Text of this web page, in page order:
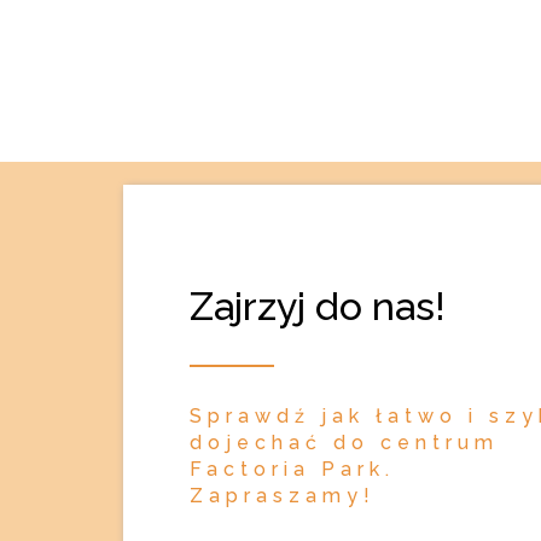
Zajrzyj do nas!
Sprawdź jak łatwo i
dojechać do centrum
Factoria Park.
Zapraszamy!